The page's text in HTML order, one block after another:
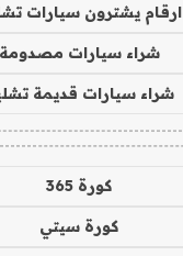
ارقام يشترون سيارات
شراء سيارات مصدومة
شراء سيارات قديمة
كورة 365
كورة سيتي